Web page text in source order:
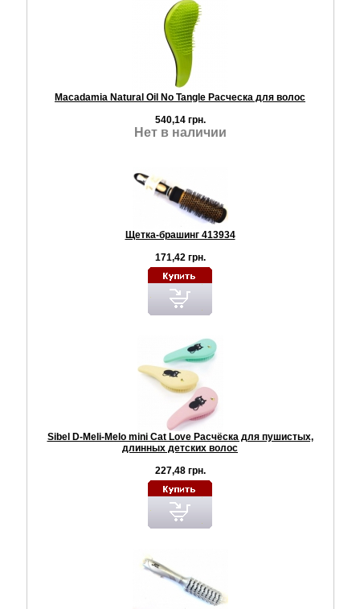
Macadamia Natural Oil No Tangle Расческа для волос
540,14 грн.
Нет в наличии
Щетка-брашинг 413934
171,42 грн.
Sibel D-Meli-Melo mini Cat Love Расчёска для пушистых,
длинных детских волос
227,48 грн.